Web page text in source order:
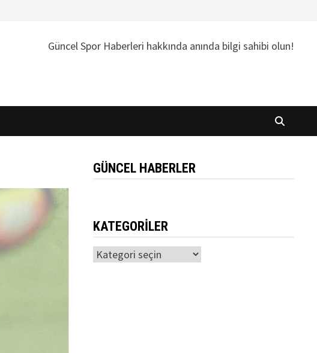
Güncel Spor Haberleri hakkında anında bilgi sahibi olun!
GÜNCEL HABERLER
KATEGORILER
Kategoriler